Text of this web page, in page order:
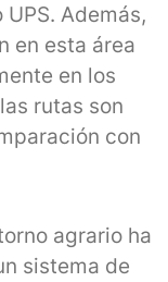
Además,
en esta área
en los
rutas son
con
agrario ha
sistema de